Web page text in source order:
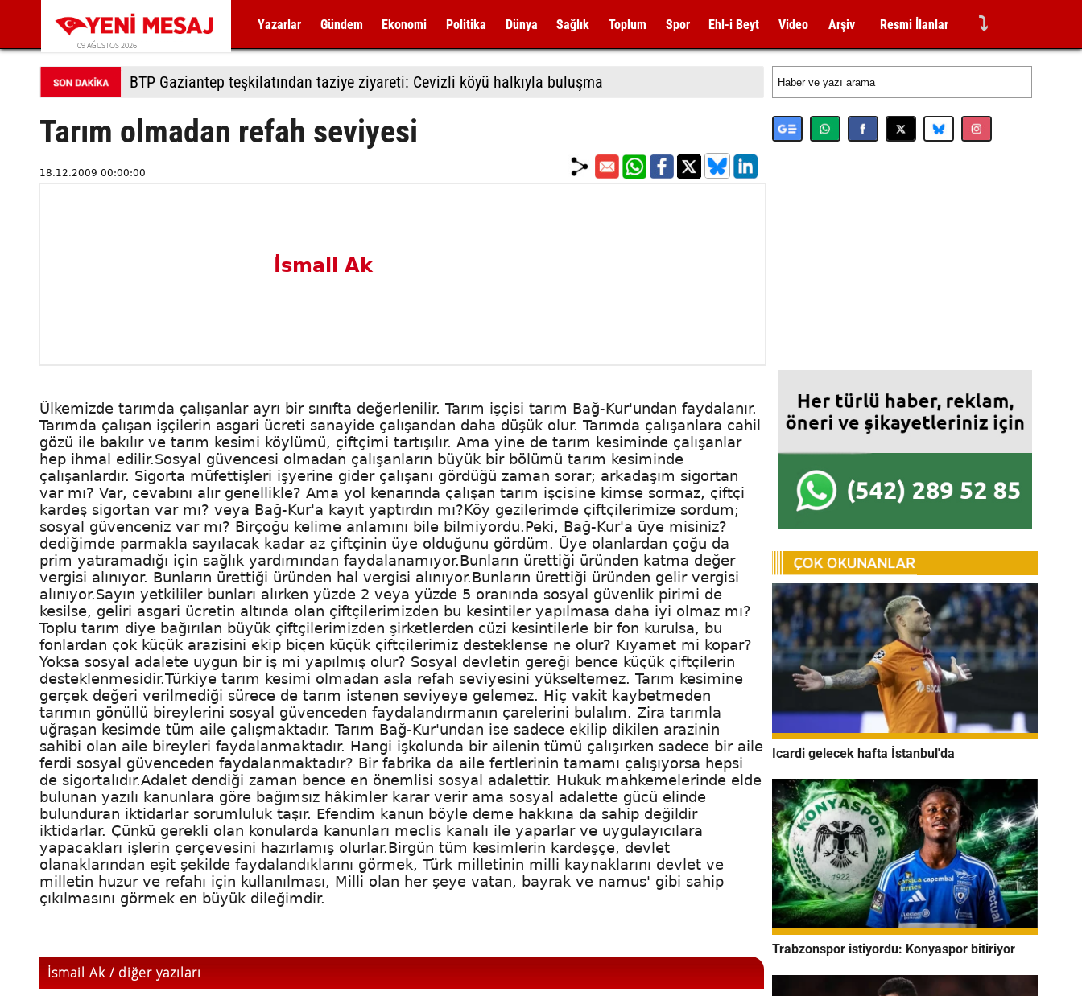
09 AĞUSTOS 2026
Yazarlar Gündem Ekonomi Politika Dünya Sağlık Toplum Spor Ehl-i Beyt Video Arşiv Resmi İlanlar ⤵
BTP Gaziantep teşkilatından taziye ziyareti: Cevizli köyü halkıyla buluşma
Tarım olmadan refah seviyesi
18.12.2009 00:00:00
İsmail Ak
Ülkemizde tarımda çalışanlar ayrı bir sınıfta değerlenilir. Tarım işçisi tarım Bağ-Kur'undan faydalanır.
Tarımda çalışan işçilerin asgari ücreti sanayide çalışandan daha düşük olur. Tarımda çalışanlara cahil
gözü ile bakılır ve tarım kesimi köylümü, çiftçimi tartışılır. Ama yine de tarım kesiminde çalışanlar
hep ihmal edilir.Sosyal güvencesi olmadan çalışanların büyük bir bölümü tarım kesiminde
çalışanlardır. Sigorta müfettişleri işyerine gider çalışanı gördüğü zaman sorar; arkadaşım sigortan
var mı? Var, cevabını alır genellikle? Ama yol kenarında çalışan tarım işçisine kimse sormaz, çiftçi
kardeş sigortan var mı? veya Bağ-Kur'a kayıt yaptırdın mı?Köy gezilerimde çiftçilerimize sordum;
sosyal güvenceniz var mı? Birçoğu kelime anlamını bile bilmiyordu.Peki, Bağ-Kur'a üye misiniz?
dediğimde parmakla sayılacak kadar az çiftçinin üye olduğunu gördüm. Üye olanlardan çoğu da
prim yatıramadığı için sağlık yardımından faydalanamıyor.Bunların ürettiği üründen katma değer
vergisi alınıyor. Bunların ürettiği üründen hal vergisi alınıyor.Bunların ürettiği üründen gelir vergisi
alınıyor.Sayın yetkililer bunları alırken yüzde 2 veya yüzde 5 oranında sosyal güvenlik pirimi de
kesilse, geliri asgari ücretin altında olan çiftçilerimizden bu kesintiler yapılmasa daha iyi olmaz mı?
Toplu tarım diye bağırılan büyük çiftçilerimizden şirketlerden cüzi kesintilerle bir fon kurulsa, bu
fonlardan çok küçük arazisini ekip biçen küçük çiftçilerimiz desteklense ne olur? Kıyamet mi kopar?
Yoksa sosyal adalete uygun bir iş mi yapılmış olur? Sosyal devletin gereği bence küçük çiftçilerin
desteklenmesidir.Türkiye tarım kesimi olmadan asla refah seviyesini yükseltemez. Tarım kesimine
gerçek değeri verilmediği sürece de tarım istenen seviyeye gelemez. Hiç vakit kaybetmeden
tarımın gönüllü bireylerini sosyal güvenceden faydalandırmanın çarelerini bulalım. Zira tarımla
uğraşan kesimde tüm aile çalışmaktadır. Tarım Bağ-Kur'undan ise sadece ekilip dikilen arazinin
sahibi olan aile bireyleri faydalanmaktadır. Hangi işkolunda bir ailenin tümü çalışırken sadece bir aile
ferdi sosyal güvenceden faydalanmaktadır? Bir fabrika da aile fertlerinin tamamı çalışıyorsa hepsi
de sigortalıdır.Adalet dendiği zaman bence en önemlisi sosyal adalettir. Hukuk mahkemelerinde elde
bulunan yazılı kanunlara göre bağımsız hâkimler karar verir ama sosyal adalette gücü elinde
bulunduran iktidarlar sorumluluk taşır. Efendim kanun böyle deme hakkına da sahip değildir
iktidarlar. Çünkü gerekli olan konularda kanunları meclis kanalı ile yaparlar ve uygulayıcılara
yapacakları işlerin çerçevesini hazırlamış olurlar.Birgün tüm kesimlerin kardeşçe, devlet
olanaklarından eşit şekilde faydalandıklarını görmek, Türk milletinin milli kaynaklarını devlet ve
milletin huzur ve refahı için kullanılması, Milli olan her şeye vatan, bayrak ve namus' gibi sahip
çıkılmasını görmek en büyük dileğimdir.
İsmail Ak / diğer yazıları
Icardi gelecek hafta İstanbul'da
Trabzonspor istiyordu: Konyaspor bitiriyor